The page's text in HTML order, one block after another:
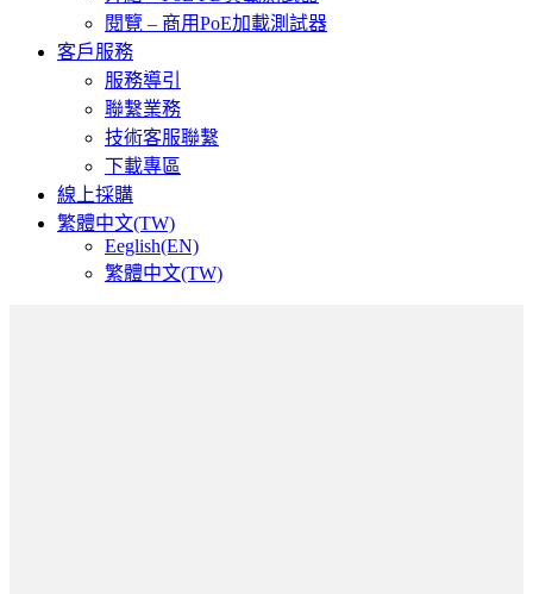
閱覽 – 商用PoE加載測試器
客戶服務
服務導引
聯繫業務
技術客服聯繫
下載專區
線上採購
繁體中文(TW)
Eeglish(EN)
繁體中文(TW)